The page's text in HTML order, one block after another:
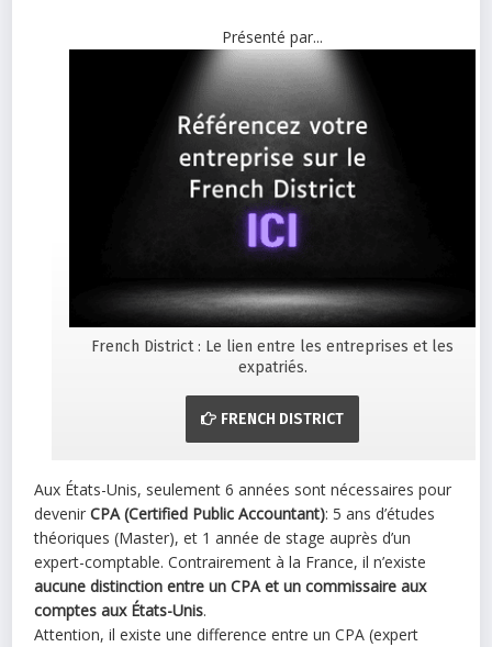
Présenté par...
French District : Le lien entre les entreprises et les
expatriés.
FRENCH DISTRICT
Aux États-Unis, seulement 6 années sont nécessaires pour
devenirCPA (Certified Public Accountant): 5 ans d’études
théoriques (Master), et 1 année de stage auprès d’un
expert-comptable. Contrairement à la France, il n’existe
aucune distinction entre un CPA et un commissaire aux
comptes aux États-Unis.
Attention, il existe une difference entre un CPA (expert